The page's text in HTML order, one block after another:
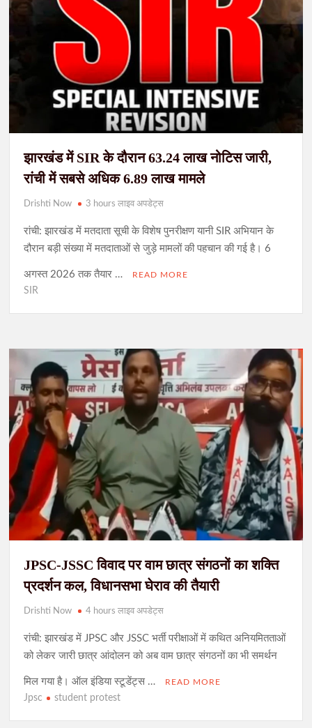
झारखंड में SIR के दौरान 63.24 लाख नोटिस जारी,
रांची में सबसे अधिक 6.89 लाख मामले
Drishti Now 3 hours लाइव अपडेट्स
रांची: झारखंड में मतदाता सूची के विशेष पुनरीक्षण यानी SIR अभियान के
दौरान बड़ी संख्या में मतदाताओं से जुड़े मामलों की पहचान की गई है। 6
अगस्त 2026 तक तैयार … READ MORE
SIR
JPSC-JSSC विवाद पर वाम छात्र संगठनों का शक्ति
प्रदर्शन कल, विधानसभा घेराव की तैयारी
Drishti Now 4 hours लाइव अपडेट्स
रांची: झारखंड में JPSC और JSSC भर्ती परीक्षाओं में कथित अनियमितताओं
को लेकर जारी छात्र आंदोलन को अब वाम छात्र संगठनों का भी समर्थन
मिल गया है। ऑल इंडिया स्टूडेंट्स … READ MORE
Jpsc student protest